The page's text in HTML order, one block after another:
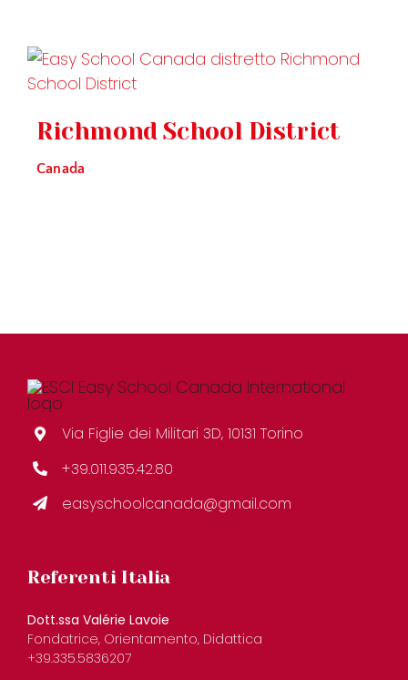
Richmond School District
Canada
Via Figlie dei Militari 3D, 10131 Torino
+39.011.935.42.80
easyschoolcanada@gmail.com
Referenti Italia
Dott.ssa Valérie Lavoie
Fondatrice, Orientamento, Didattica
+39.335.5836207